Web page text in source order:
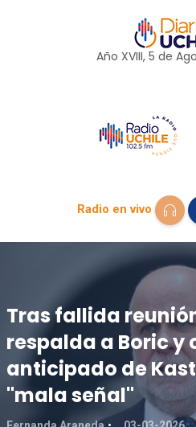
Año XVIII, 5 de
Radio en vivo
Tras fallida
respalda a Boric
anticipado de
"mala señal"